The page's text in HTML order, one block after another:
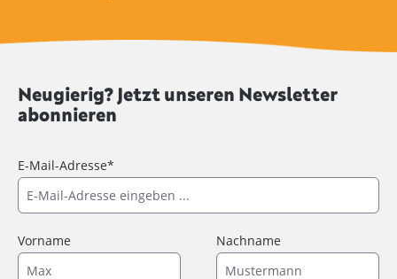
Neugierig? Jetzt unseren Newsletter
abonnieren
E-Mail-Adresse*
Vorname Nachname